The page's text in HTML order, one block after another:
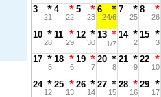
3
21
4
22
5
23
6
24/6
7
25
8
26
10
28
11
29
12
30
13
1/7
14
2
15
3
17
5
18
6
19
7
20
8
21
9
22
10
24
12
25
13
26
14
27
15
28
16
29
17